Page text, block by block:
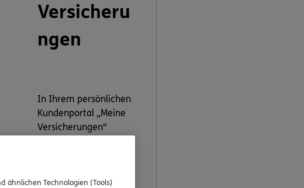
Versicheru
ngen
In Ihrem persönlichen
Kundenportal „Meine
Versicherungen“
verwalten.
ähnlichen Technologien (Tools)